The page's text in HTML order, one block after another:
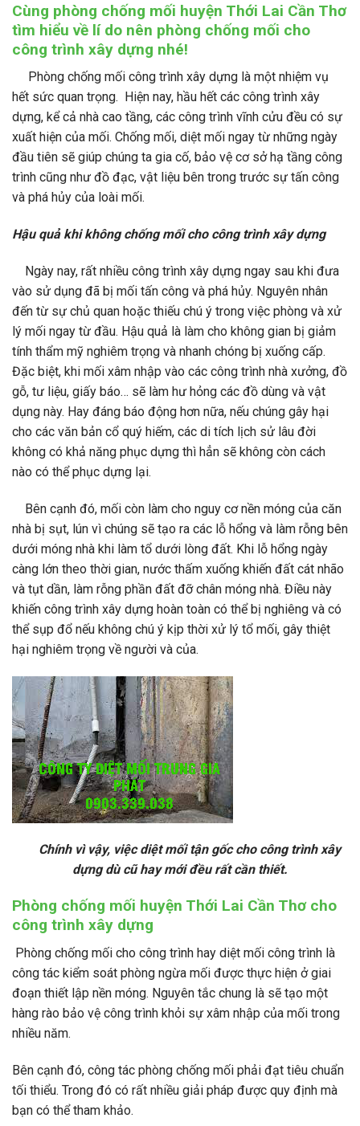
Cùng phòng chống mối huyện Thới Lai Cần Thơ
tìm hiểu về lí do nên phòng chống mối cho
công trình xây dựng nhé!
Phòng chống mối công trình xây dựng là một nhiệm vụ
hết sức quan trọng. Hiện nay, hầu hết các công trình xây
dựng, kể cả nhà cao tầng, các công trình vĩnh cửu đều có sự
xuất hiện của mối. Chống mối, diệt mối ngay từ những ngày
đầu tiên sẽ giúp chúng ta gia cố, bảo vệ cơ sở hạ tầng công
trình cũng như đồ đạc, vật liệu bên trong trước sự tấn công
và phá hủy của loài mối.
Hậu quả khi không chống mối cho công trình xây dựng
Ngày nay, rất nhiều công trình xây dựng ngay sau khi đưa
vào sử dụng đã bị mối tấn công và phá hủy. Nguyên nhân
đến từ sự chủ quan hoặc thiếu chú ý trong việc phòng và xử
lý mối ngay từ đầu. Hậu quả là làm cho không gian bị giảm
tính thẩm mỹ nghiêm trọng và nhanh chóng bị xuống cấp.
Đặc biệt, khi mối xâm nhập vào các công trình nhà xưởng, đồ
gỗ, tư liệu, giấy báo… sẽ làm hư hỏng các đồ dùng và vật
dụng này. Hay đáng báo động hơn nữa, nếu chúng gây hại
cho các văn bản cổ quý hiếm, các di tích lịch sử lâu đời
không có khả năng phục dựng thì hẳn sẽ không còn cách
nào có thể phục dựng lại.
Bên cạnh đó, mối còn làm cho nguy cơ nền móng của căn
nhà bị sụt, lún vì chúng sẽ tạo ra các lỗ hổng và làm rỗng bên
dưới móng nhà khi làm tổ dưới lòng đất. Khi lỗ hổng ngày
càng lớn theo thời gian, nước thấm xuống khiến đất cát nhão
và tụt dần, làm rỗng phần đất đỡ chân móng nhà. Điều này
khiến công trình xây dựng hoàn toàn có thể bị nghiêng và có
thể sụp đổ nếu không chú ý kịp thời xử lý tổ mối, gây thiệt
hại nghiêm trọng về người và của.
Chính vì vậy, việc diệt mối tận gốc cho công trình xây
dựng dù cũ hay mới đều rất cần thiết.
Phòng chống mối huyện Thới Lai Cần Thơ cho
công trình xây dựng
Phòng chống mối cho công trình hay diệt mối công trình là
công tác kiểm soát phòng ngừa mối được thực hiện ở giai
đoạn thiết lập nền móng. Nguyên tắc chung là sẽ tạo một
hàng rào bảo vệ công trình khỏi sự xâm nhập của mối trong
nhiều năm.
Bên cạnh đó, công tác phòng chống mối phải đạt tiêu chuẩn
tối thiểu. Trong đó có rất nhiều giải pháp được quy định mà
bạn có thể tham khảo.